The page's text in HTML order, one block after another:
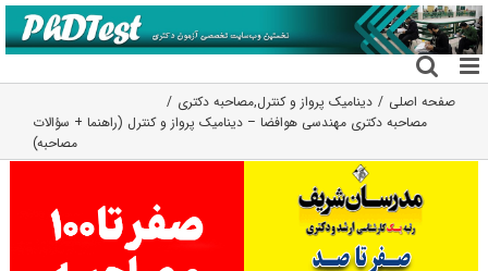
رفتن
به
محتوا
صفحه اصلی دینامیک پرواز و کنترل,مصاحبه دکتری
مصاحبه دکتری مهندسی هوافضا – دینامیک پرواز و کنترل (راهنما + سؤالات
مصاحبه)